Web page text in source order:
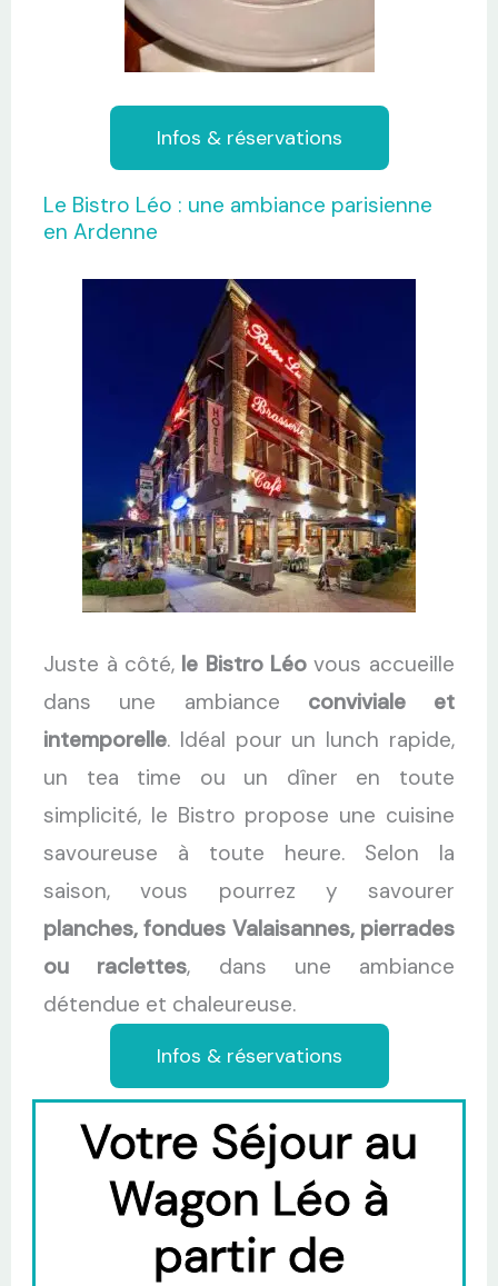
Infos & réservations
Le Bistro Léo : une ambiance parisienne
en Ardenne
Juste à côté, le Bistro Léo vous accueille
dans une ambiance conviviale et
intemporelle. Idéal pour un lunch rapide,
un tea time ou un dîner en toute
simplicité, le Bistro propose une cuisine
savoureuse à toute heure. Selon la
saison, vous pourrez y savourer
planches, fondues Valaisannes, pierrades
ou raclettes, dans une ambiance
détendue et chaleureuse.
Infos & réservations
Votre Séjour au
Wagon Léo à
partir de